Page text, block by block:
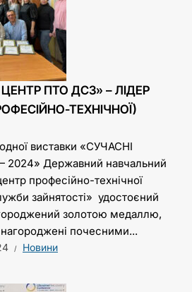
ПТО ДСЗ» – ЛІДЕР
ТЕХНІЧНОЇ)
виставки «СУЧАСНІ
Державний навчальний
професійно-технічної
зайнятості» удостоєний
золотою медаллю,
нагороджені почесними...
Новини